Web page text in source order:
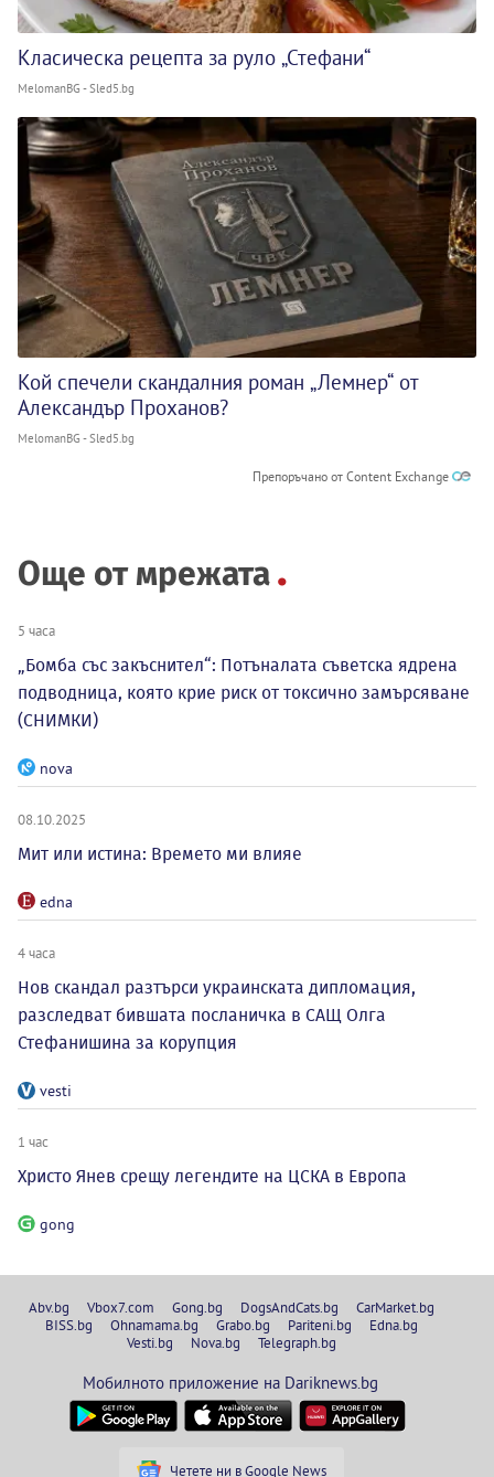
Класическа рецепта за руло „Стефани“
MelomanBG - Sled5.bg
Кой спечели скандалния роман „Лемнер“ от
Александър Проханов?
MelomanBG - Sled5.bg
Препоръчано от Content Exchange
Още от мрежата
5 часа
„Бомба със закъснител“: Потъналата съветска ядрена
подводница, която крие риск от токсично замърсяване
(СНИМКИ)
nova
08.10.2025
Мит или истина: Времето ми влияе
edna
4 часа
Нов скандал разтърси украинската дипломация,
разследват бившата посланичка в САЩ Олга
Стефанишина за корупция
vesti
1 час
Христо Янев срещу легендите на ЦСКА в Европа
gong
Abv.bg Vbox7.com Gong.bg DogsAndCats.bg
CarMarket.bg
BISS.bg
Ohnamama.bg Grabo.bg Pariteni.bg
Edna.bg
Vesti.bg
Nova.bg Telegraph.bg
Мобилното приложение на Dariknews.bg
Четете ни в Google News